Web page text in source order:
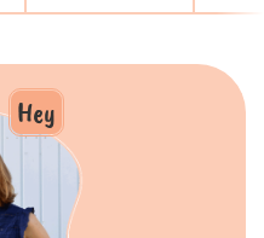
Hey